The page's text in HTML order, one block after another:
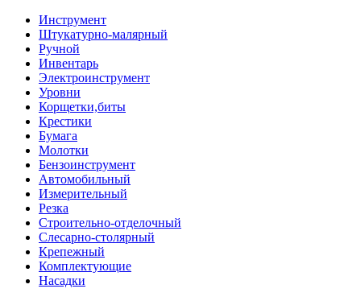
Инструмент
Штукатурно-малярный
Ручной
Инвентарь
Электроинструмент
Уровни
Корщетки,биты
Крестики
Бумага
Молотки
Бензоинструмент
Автомобильный
Измерительный
Резка
Строительно-отделочный
Слесарно-столярный
Крепежный
Комплектующие
Насадки